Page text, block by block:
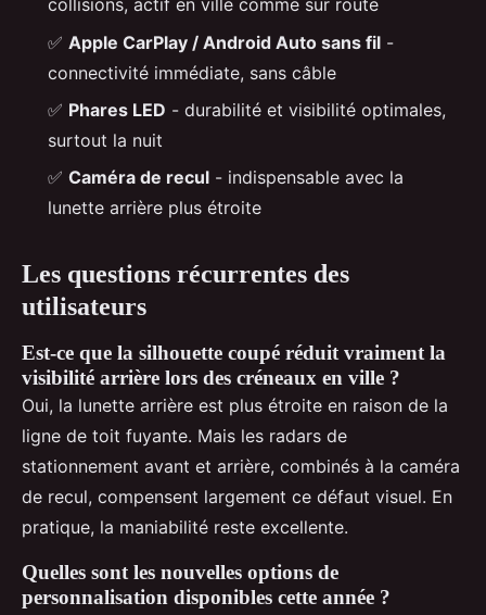
collisions, actif en ville comme sur route
✅ Apple CarPlay / Android Auto sans fil -
connectivité immédiate, sans câble
✅ Phares LED - durabilité et visibilité optimales,
surtout la nuit
✅ Caméra de recul - indispensable avec la
lunette arrière plus étroite
Les questions récurrentes des
utilisateurs
Est-ce que la silhouette coupé réduit vraiment la
visibilité arrière lors des créneaux en ville ?
Oui, la lunette arrière est plus étroite en raison de la
ligne de toit fuyante. Mais les radars de
stationnement avant et arrière, combinés à la caméra
de recul, compensent largement ce défaut visuel. En
pratique, la maniabilité reste excellente.
Quelles sont les nouvelles options de
personnalisation disponibles cette année ?